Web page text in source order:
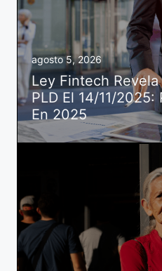
agosto 5, 2026
Ley Fintech Revela
PLD El 14/11/
En 2025